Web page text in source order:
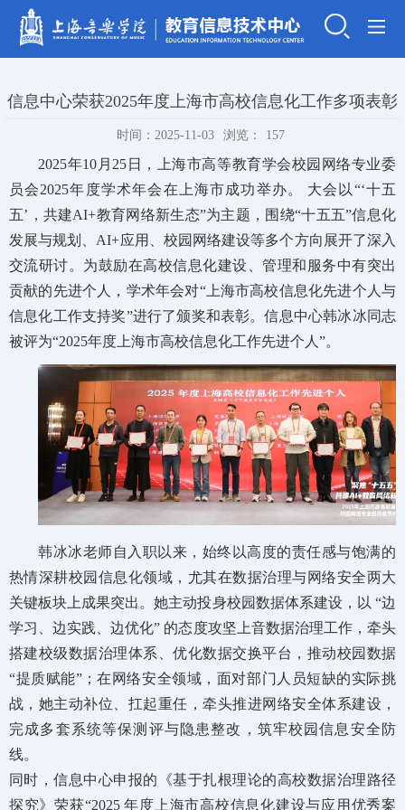
信息中心荣获2025年度上海市高校信息化工作多项表彰
时间：2025-11-03 浏览： 157
2025年10月25日，上海市高等教育学会校园网络专业委
员会2025年度学术年会在上海市成功举办。 大会以“‘十五
五’，共建AI+教育网络新生态”为主题，围绕“十五五”信息化
发展与规划、AI+应用、校园网络建设等多个方向展开了深入
交流研讨。为鼓励在高校信息化建设、管理和服务中有突出
贡献的先进个人，学术年会对“上海市高校信息化先进个人与
信息化工作支持奖”进行了颁奖和表彰。信息中心韩冰冰同志
被评为“2025年度上海市高校信息化工作先进个人”。
韩冰冰老师自入职以来，始终以高度的责任感与饱满的
热情深耕校园信息化领域，尤其在数据治理与网络安全两大
关键板块上成果突出。她主动投身校园数据体系建设，以 “边
学习、边实践、边优化” 的态度攻坚上音数据治理工作，牵头
搭建校级数据治理体系、优化数据交换平台，推动校园数据
“提质赋能”；在网络安全领域，面对部门人员短缺的实际挑
战，她主动补位、扛起重任，牵头推进网络安全体系建设，
完成多套系统等保测评与隐患整改，筑牢校园信息安全防
线。
同时，信息中心申报的《基于扎根理论的高校数据治理路径
探究》荣获“2025 年度上海市高校信息化建设与应用优秀案